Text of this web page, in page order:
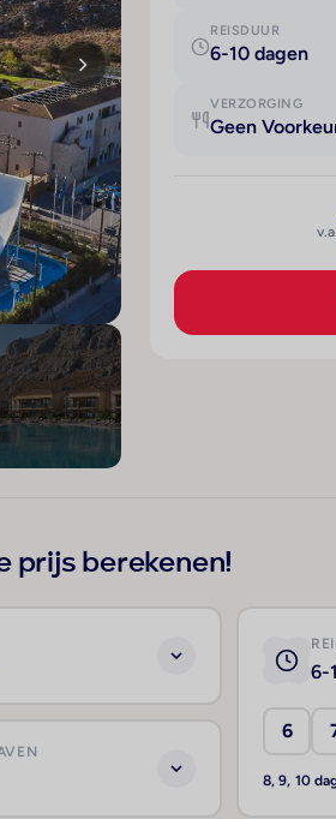
REISDUUR
6-10 dagen
VERZORGING
Geen
v.a.
prijs berekenen!
6-
6
8, 9, 10